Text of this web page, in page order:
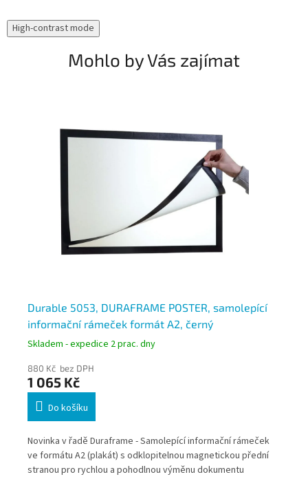
High-contrast mode
Mohlo by Vás zajímat
Durable 5053, DURAFRAME POSTER, samolepící
informační rámeček formát A2, černý
Skladem - expedice 2 prac. dny
880 Kč bez DPH
1 065 Kč
Do košíku
Novinka v řadě Duraframe - Samolepící informační rámeček
ve formátu A2 (plakát) s odklopitelnou magnetickou přední
stranou pro rychlou a pohodlnou výměnu dokumentu